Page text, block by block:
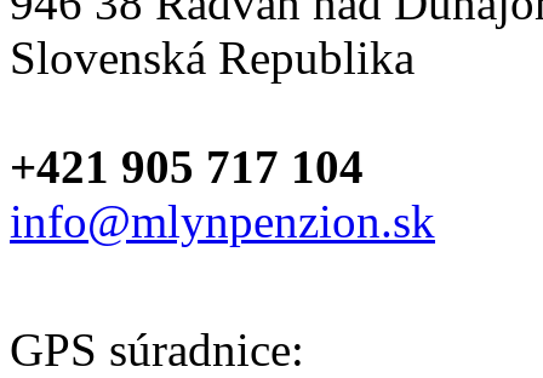
Slovenská Republika
+421 905 717 104
info@mlynpenzion.sk
GPS súradnice: